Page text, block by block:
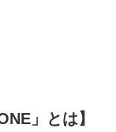
」とは】